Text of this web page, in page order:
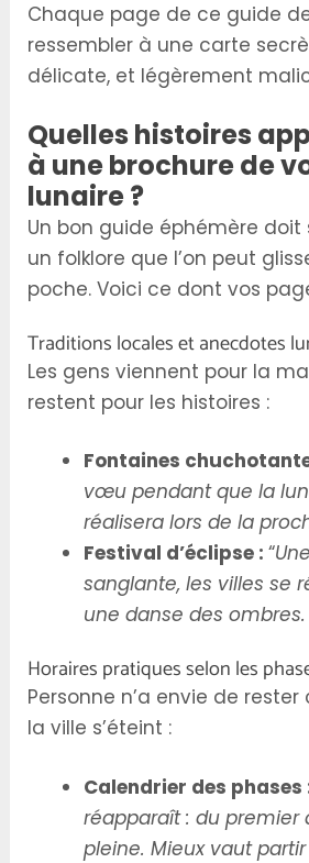
Chaque page de ce guide
ressembler à une carte
délicate, et légèrement
Quelles histoires
à une brochure de
lunaire ?
Un bon guide éphémère
un folklore que l’on peut
poche. Voici ce dont vos
Traditions locales et anecdotes
Les gens viennent pour la
restent pour les histoires :
Fontaines
vœu pendant que la
réalisera lors de la
Festival d’éclipse :“
sanglante, les villes se
une danse des ombres.
Horaires pratiques selon les
Personne n’a envie de
la ville s’éteint :
Calendrier des phases
réapparaît : du premier
pleine. Mieux vaut